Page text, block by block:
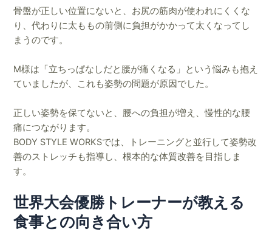
骨盤が正しい位置にないと、お尻の筋肉が使われにくくな
り、代わりに太ももの前側に負担がかかって太くなってし
まうのです。
M様は「立ちっぱなしだと腰が痛くなる」という悩みも抱え
ていましたが、これも姿勢の問題が原因でした。
正しい姿勢を保てないと、腰への負担が増え、慢性的な腰
痛につながります。
BODY STYLE WORKSでは、トレーニングと並行して姿勢改
善のストレッチも指導し、根本的な体質改善を目指しま
す。
世界大会優勝トレーナーが教える
食事との向き合い方